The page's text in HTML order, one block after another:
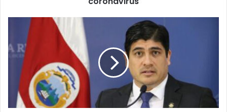
Defensoría
celebra
declaración
de
inconstitucional
creación
la